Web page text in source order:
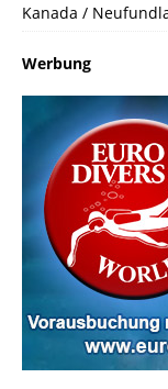
Kanada /
Werbung